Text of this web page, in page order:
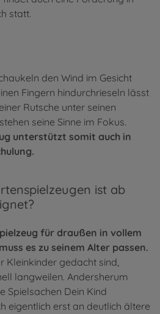
statt.
den Wind im Gesicht
Fingern hindurchrieseln lässt
Rutsche unter seinen
seine Sinne im Fokus.
unterstützt somit auch in
ist ab
für draußen in vollem
es zu seinem Alter passen.
Kleinkinder gedacht sind,
langweilen. Andersherum
Spielsachen Dein Kind
eigentlich erst an deutlich ältere